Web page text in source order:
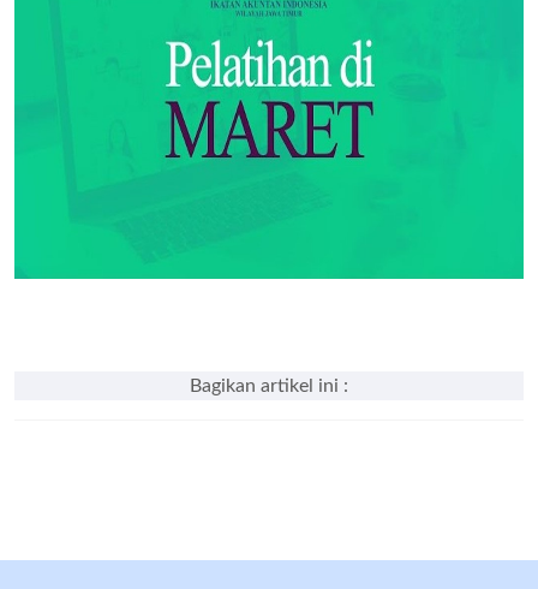
Bagikan artikel ini :